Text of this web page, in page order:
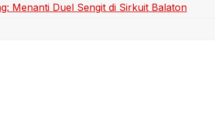
Menanti Duel Sengit di Sirkuit Balaton